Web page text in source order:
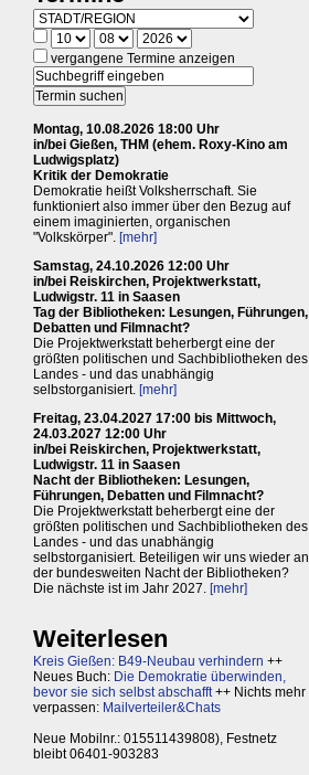
vergangene Termine anzeigen
Montag, 10.08.2026 18:00 Uhr
in/bei Gießen, THM (ehem. Roxy-Kino am
Ludwigsplatz)
Kritik der Demokratie
Demokratie heißt Volksherrschaft. Sie
funktioniert also immer über den Bezug auf
einem imaginierten, organischen
"Volkskörper". [mehr]
Samstag, 24.10.2026 12:00 Uhr
in/bei Reiskirchen, Projektwerkstatt,
Ludwigstr. 11 in Saasen
Tag der Bibliotheken: Lesungen, Führungen,
Debatten und Filmnacht?
Die Projektwerkstatt beherbergt eine der
größten politischen und Sachbibliotheken des
Landes - und das unabhängig
selbstorganisiert. [mehr]
Freitag, 23.04.2027 17:00 bis Mittwoch,
24.03.2027 12:00 Uhr
in/bei Reiskirchen, Projektwerkstatt,
Ludwigstr. 11 in Saasen
Nacht der Bibliotheken: Lesungen,
Führungen, Debatten und Filmnacht?
Die Projektwerkstatt beherbergt eine der
größten politischen und Sachbibliotheken des
Landes - und das unabhängig
selbstorganisiert. Beteiligen wir uns wieder an
der bundesweiten Nacht der Bibliotheken?
Die nächste ist im Jahr 2027. [mehr]
Weiterlesen
Kreis Gießen: B49-Neubau verhindern ++
Neues Buch: Die Demokratie überwinden,
bevor sie sich selbst abschafft++ Nichts mehr
verpassen: Mailverteiler&Chats
Neue Mobilnr.: 015511439808), Festnetz
bleibt 06401-903283